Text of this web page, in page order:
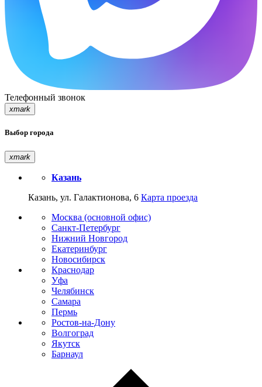
Телефонный звонок
xmark
Выбор города
xmark
Казань
Казань, ул. Галактионова, 6 Карта проезда
Москва (основной офис)
Санкт-Петербург
Нижний Новгород
Екатеринбург
Новосибирск
Краснодар
Уфа
Челябинск
Самара
Пермь
Ростов-на-Дону
Волгоград
Якутск
Барнаул